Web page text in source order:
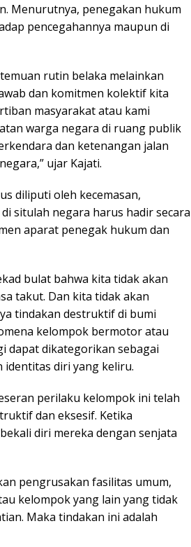
Menurutnya, penegakan hukum
pencegahannya maupun di
rutin belaka melainkan
dan komitmen kolektif kita
masyarakat atau kami
warga negara di ruang publik
dan ketenangan jalan
ujar Kajati.
diliputi oleh kecemasan,
situlah negara harus hadir secara
aparat penegak hukum dan
bulat bahwa kita tidak akan
takut. Dan kita tidak akan
tindakan destruktif di bumi
kelompok bermotor atau
dapat dikategorikan sebagai
identitas diri yang keliru.
perilaku kelompok ini telah
dan eksesif. Ketika
diri mereka dengan senjata
pengrusakan fasilitas umum,
kelompok yang lain yang tidak
Maka tindakan ini adalah